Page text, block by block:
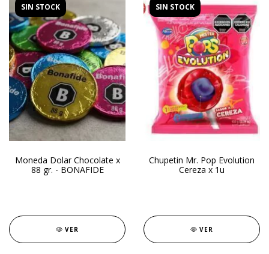
SIN STOCK
Moneda Dolar Chocolate x
88 gr. - BONAFIDE
VER
SIN STOCK
Chupetin Mr. Pop Evolution
Cereza x 1u
VER